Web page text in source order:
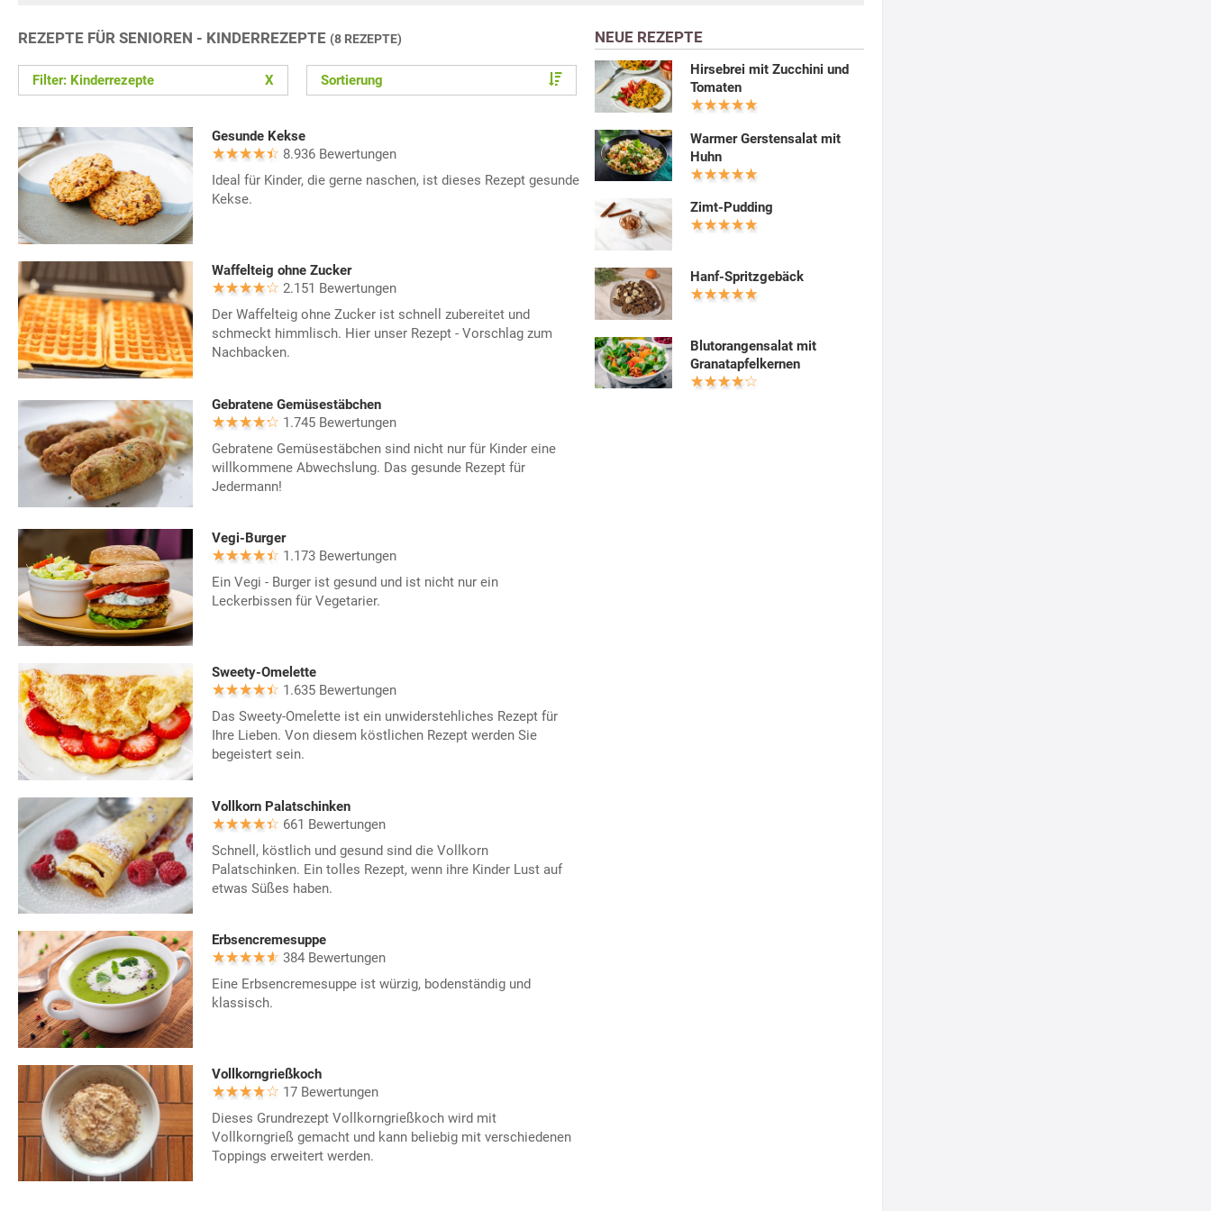
REZEPTE FÜR SENIOREN - KINDERREZEPTE (8 REZEPTE)
Filter: Kinderrezepte X Sortierung
Gesunde Kekse
8.936 Bewertungen
Ideal für Kinder, die gerne naschen, ist dieses Rezept gesunde
Kekse.
Waffelteig ohne Zucker
2.151 Bewertungen
Der Waffelteig ohne Zucker ist schnell zubereitet und
schmeckt himmlisch. Hier unser Rezept - Vorschlag zum
Nachbacken.
Gebratene Gemüsestäbchen
1.745 Bewertungen
Gebratene Gemüsestäbchen sind nicht nur für Kinder eine
willkommene Abwechslung. Das gesunde Rezept für
Jedermann!
Vegi-Burger
1.173 Bewertungen
Ein Vegi - Burger ist gesund und ist nicht nur ein
Leckerbissen für Vegetarier.
Sweety-Omelette
1.635 Bewertungen
Das Sweety-Omelette ist ein unwiderstehliches Rezept für
Ihre Lieben. Von diesem köstlichen Rezept werden Sie
begeistert sein.
Vollkorn Palatschinken
661 Bewertungen
Schnell, köstlich und gesund sind die Vollkorn
Palatschinken. Ein tolles Rezept, wenn ihre Kinder Lust auf
etwas Süßes haben.
Erbsencremesuppe
384 Bewertungen
Eine Erbsencremesuppe ist würzig, bodenständig und
klassisch.
Vollkorngrießkoch
17 Bewertungen
Dieses Grundrezept Vollkorngrießkoch wird mit
Vollkorngrieß gemacht und kann beliebig mit verschiedenen
Toppings erweitert werden.
NEUE REZEPTE
Hirsebrei mit Zucchini und
Tomaten
Warmer Gerstensalat mit
Huhn
Zimt-Pudding
Hanf-Spritzgebäck
Blutorangensalat mit
Granatapfelkernen